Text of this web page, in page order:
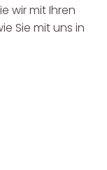
wir mit Ihren
Sie mit uns in